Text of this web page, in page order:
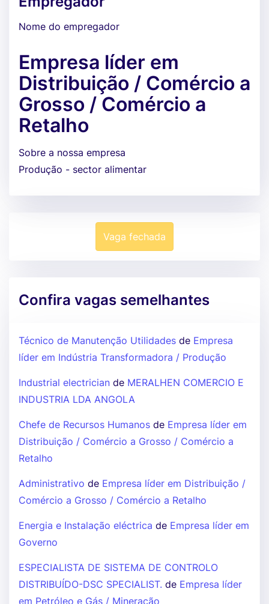
Nome do empregador
Empresa líder em
Distribuição / Comércio a
Grosso / Comércio a
Retalho
Sobre a nossa empresa
Produção - sector alimentar
Vaga fechada
Confira vagas semelhantes
Técnico de Manutenção Utilidades de Empresa
líder em Indústria Transformadora / Produção
Industrial electrician de MERALHEN COMERCIO E
INDUSTRIA LDA ANGOLA
Chefe de Recursos Humanos de Empresa líder em
Distribuição / Comércio a Grosso / Comércio a
Retalho
Administrativo de Empresa líder em Distribuição /
Comércio a Grosso / Comércio a Retalho
Energia e Instalação eléctrica de Empresa líder em
Governo
ESPECIALISTA DE SISTEMA DE CONTROLO
DISTRIBUÍDO-DSC SPECIALIST. de Empresa líder
em Petróleo e Gás / Mineração